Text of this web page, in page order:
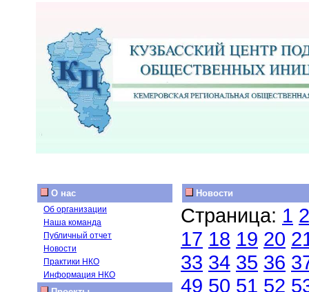
О нас
Об организации
Наша команда
Публичный отчет
Новости
Практики НКО
Информация НКО
Новости
Страница: 1 2
17 18 19 20
33 34 35 36
49 50 51 52